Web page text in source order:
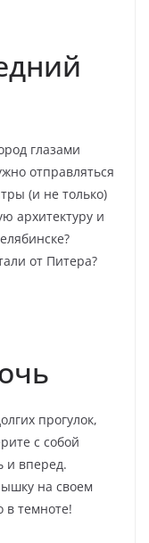
глазами
отправляться
(и не только)
архитектуру и
от Питера?
прогулок,
с собой
и вперед.
на своем
в темноте!